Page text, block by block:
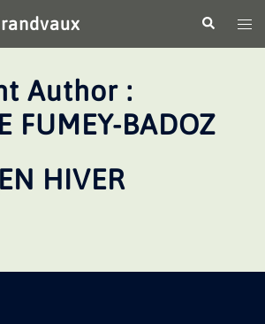
le
Author :
FUMEY-BADOZ
HIVER